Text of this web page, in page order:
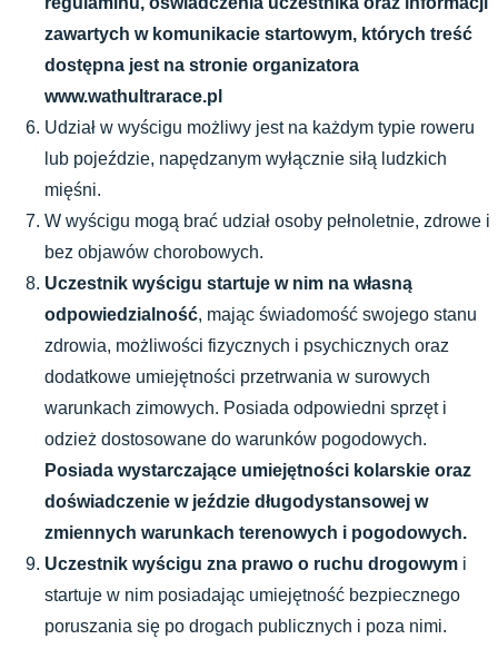
zawartych w komunikacie startowym, których treść
dostępna jest na stronie organizatora
www.wathultrarace.pl
Udział w wyścigu możliwy jest na każdym typie roweru
lub pojeździe, napędzanym wyłącznie siłą ludzkich
mięśni.
W wyścigu mogą brać udział osoby pełnoletnie, zdrowe i
bez objawów chorobowych.
Uczestnik wyścigu startuje w nim na własną
odpowiedzialność, mając świadomość swojego stanu
zdrowia, możliwości fizycznych i psychicznych oraz
dodatkowe umiejętności przetrwania w surowych
warunkach zimowych. Posiada odpowiedni sprzęt i
odzież dostosowane do warunków pogodowych.
Posiada wystarczające umiejętności kolarskie oraz
doświadczenie w jeździe długodystansowej w
zmiennych warunkach terenowych i pogodowych.
Uczestnik wyścigu zna prawo o ruchu drogowym i
startuje w nim posiadając umiejętność bezpiecznego
poruszania się po drogach publicznych i poza nimi.